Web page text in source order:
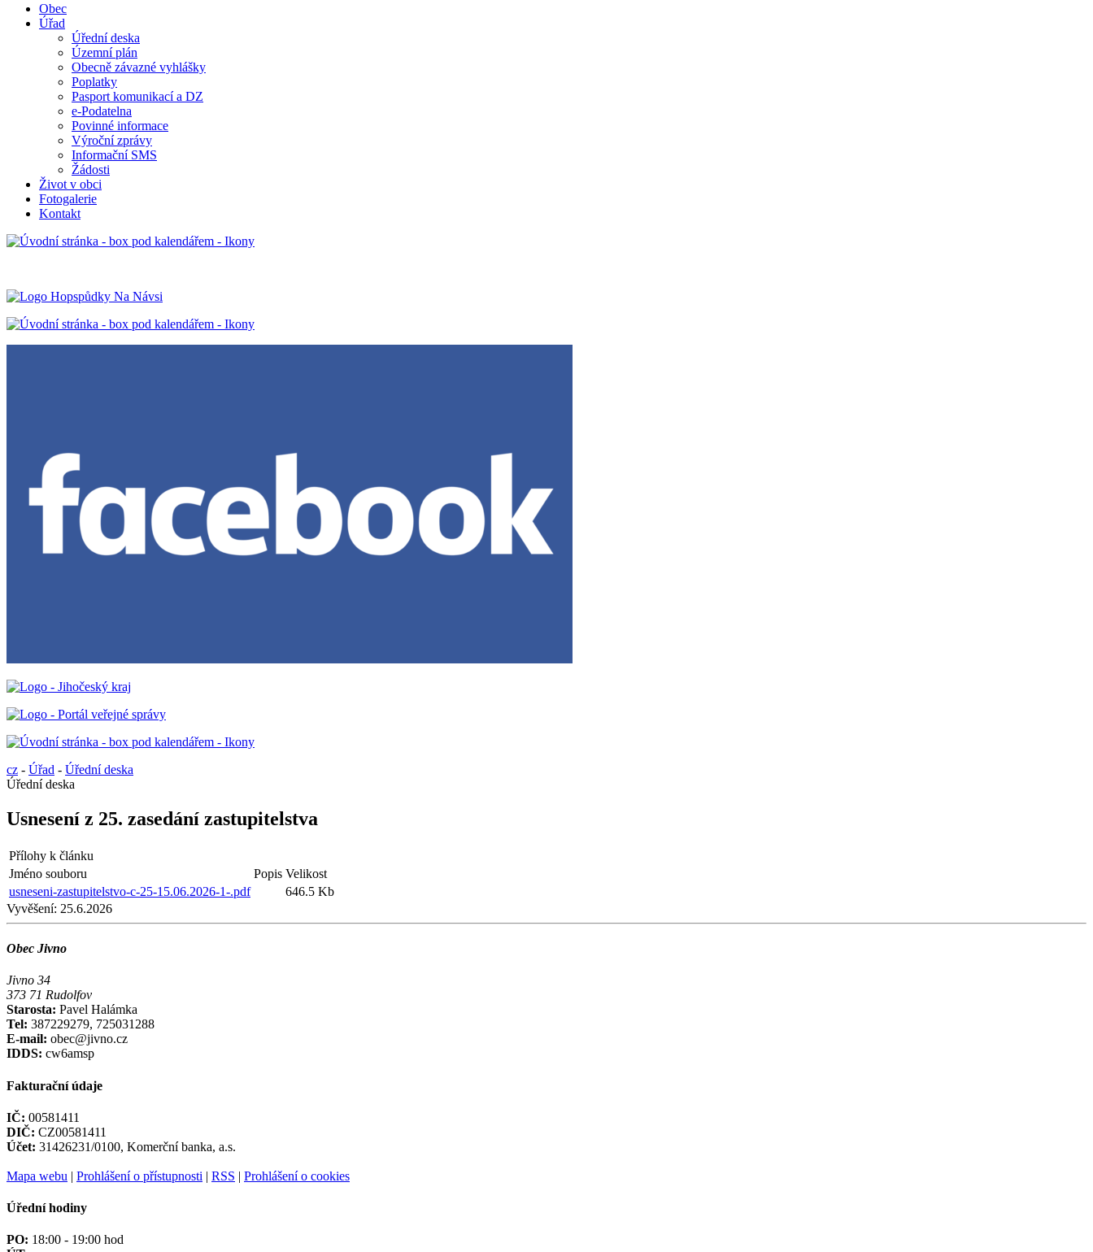
Obec
Úřad
Úřední deska
Územní plán
Obecně závazné vyhlášky
Poplatky
Pasport komunikací a DZ
e-Podatelna
Povinné informace
Výroční zprávy
Informační SMS
Žádosti
Život v obci
Fotogalerie
Kontakt
cz - Úřad - Úřední deska
Úřední deska
Usnesení z 25. zasedání zastupitelstva
Přílohy k článku
Jméno souboru
Popis Velikost
usneseni-zastupitelstvo-c-25-15.06.2026-1-.pdf
646.5 Kb
Vyvěšení: 25.6.2026
Obec Jivno
Jivno 34
373 71 Rudolfov
Starosta: Pavel Halámka
Tel: 387229279, 725031288
E-mail: obec@jivno.cz
IDDS: cw6amsp
Fakturační údaje
IČ: 00581411
DIČ: CZ00581411
Účet: 31426231/0100, Komerční banka, a.s.
Mapa webu | Prohlášení o přístupnosti | RSS | Prohlášení o cookies
Úřední hodiny
PO: 18:00 - 19:00 hod